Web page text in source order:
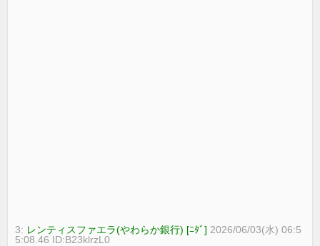
3: レンティスファエラ(やわらか銀行) [ﾆﾀﾞ] 2026/06/03(水) 06:5
5:08.46 ID:B23klrzL0